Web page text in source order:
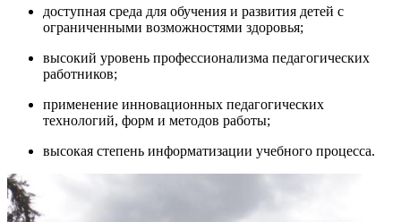
доступная среда для обучения и развития детей с
ограниченными возможностями здоровья;
высокий уровень профессионализма педагогических
работников;
применение инновационных педагогических
технологий, форм и методов работы;
высокая степень информатизации учебного процесса.